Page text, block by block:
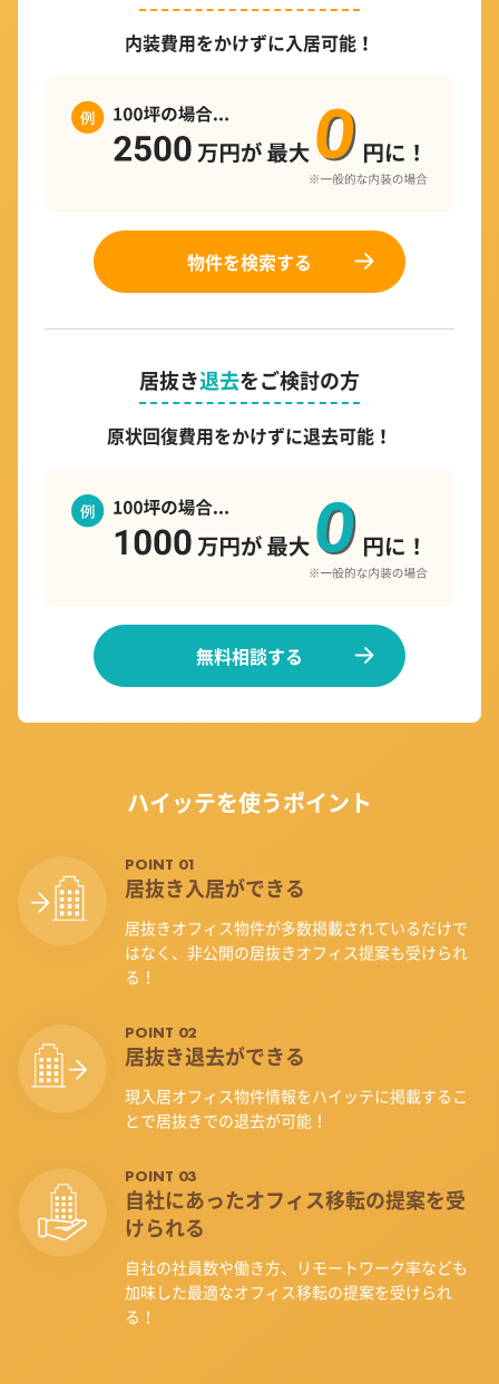
内装費用をかけずに入居可能！
物件を検索する
居抜き退去をご検討の方
原状回復費用をかけずに退去可能！
無料相談する
ハイッテを使うポイント
POINT 01
居抜き入居ができる
居抜きオフィス物件が多数掲載されているだけで
はなく、非公開の居抜きオフィス提案も受けられ
る！
POINT 02
居抜き退去ができる
現入居オフィス物件情報をハイッテに掲載するこ
とで居抜きでの退去が可能！
POINT 03
自社にあったオフィス移転の提案を受
けられる
自社の社員数や働き方、リモートワーク率なども
加味した最適なオフィス移転の提案を受けられ
る！